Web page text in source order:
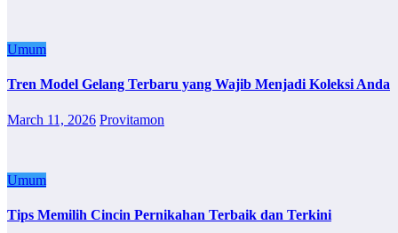
Umum
Tren Model Gelang Terbaru yang Wajib Menjadi Koleksi Anda
March 11, 2026 Provitamon
Umum
Tips Memilih Cincin Pernikahan Terbaik dan Terkini